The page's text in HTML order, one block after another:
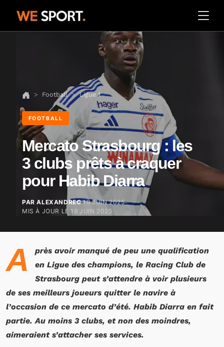
Football Ligue 1
FOOTBALL
Mercato Strasbourg : les
3 clubs prêts à craquer
pour Habib Diarra
PAR ALEXANDREC 19 JUIN 2025
MIS À JOUR LE19 JUIN 2025
A
près avoir manqué de peu une qualification
en Ligue des champions, le Racing Club de
Strasbourg peut s’attendre à voir plusieurs
de ses meilleurs joueurs quitter le navire à
l’occasion de ce mercato d’été. Habib Diarra en fait
partie. Au moins 3 clubs, et non des moindres,
aimeraient s’attacher ses services.